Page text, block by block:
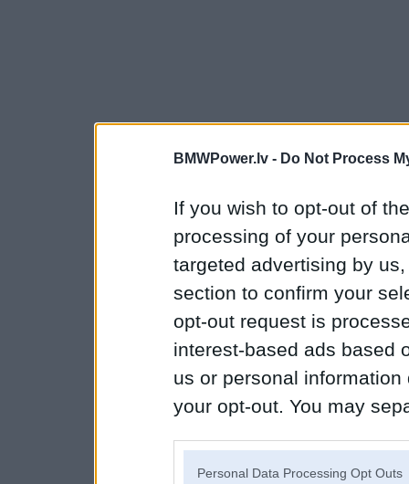
BMWPower.lv - Do Not Process
If you wish to opt-out of
processing of your
targeted advertising by
section to confirm your
opt-out request is
interest-based ads based
us or personal
your opt-out. You may
Personal Data Processing Opt Outs